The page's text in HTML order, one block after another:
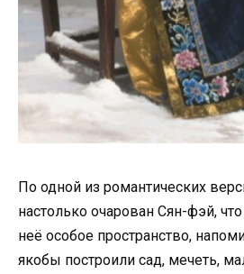
По одной из романтических
настолько очарован Сян-фэй,
неё особое пространство,
якобы построили сад, мечеть,